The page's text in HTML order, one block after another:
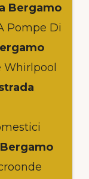
Bergamo
Pompe Di